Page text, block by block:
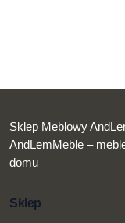
Sklep Meblowy
AndLemMeble –
domu
Sklep